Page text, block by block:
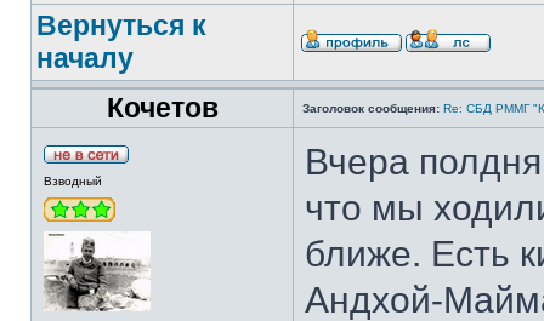
Вернуться к
началу
Кочетов
Заголовок сообщения: Re: СБД РММГ
Взводный
Вчера
что мы
ближе. Есть
Андхой-